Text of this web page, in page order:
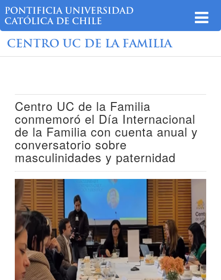
CENTRO UC DE LA FAMILIA
Centro UC de la Familia
conmemoró el Día Internacional
de la Familia con cuenta anual y
conversatorio sobre
masculinidades y paternidad